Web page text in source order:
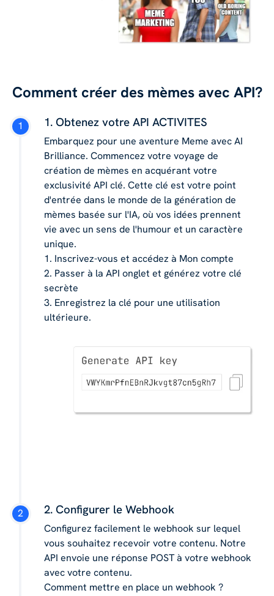
Comment créer des mèmes avec API?
1. Obtenez votre API ACTIVITES
Embarquez pour une aventure Meme avec AI
Brilliance. Commencez votre voyage de
création de mèmes en acquérant votre
exclusivité API clé. Cette clé est votre point
d'entrée dans le monde de la génération de
mèmes basée sur l'IA, où vos idées prennent
vie avec un sens de l'humour et un caractère
unique.
1. Inscrivez-vous et accédez à Mon compte
2. Passer à la API onglet et générez votre clé
secrète
3. Enregistrez la clé pour une utilisation
ultérieure.
2. Configurer le Webhook
Configurez facilement le webhook sur lequel
vous souhaitez recevoir votre contenu. Notre
API envoie une réponse POST à ​​votre webhook
avec votre contenu.
Comment mettre en place un webhook ?